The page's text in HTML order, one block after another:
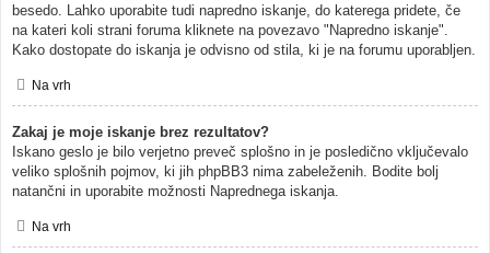
besedo. Lahko uporabite tudi napredno iskanje, do katerega pridete, če
na kateri koli strani foruma kliknete na povezavo "Napredno iskanje".
Kako dostopate do iskanja je odvisno od stila, ki je na forumu uporabljen.
Na vrh
Zakaj je moje iskanje brez rezultatov?
Iskano geslo je bilo verjetno preveč splošno in je posledično vključevalo
veliko splošnih pojmov, ki jih phpBB3 nima zabeleženih. Bodite bolj
natančni in uporabite možnosti Naprednega iskanja.
Na vrh